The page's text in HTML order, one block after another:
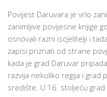
Povijest Daruvara je vrlo
zanimljive povijesne knjige
osnovali razni iscjelitelji i
zapisi priznati od strane
kada je grad Daruvar
razvija nekoliko regija i grad
središte. U 16. stoljeću